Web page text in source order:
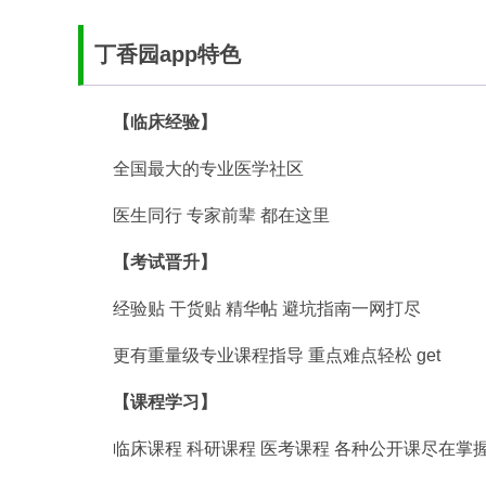
丁香园app特色
【临床经验】
全国最大的专业医学社区
医生同行 专家前辈 都在这里
【考试晋升】
经验贴 干货贴 精华帖 避坑指南一网打尽
更有重量级专业课程指导 重点难点轻松 get
【课程学习】
临床课程 科研课程 医考课程 各种公开课尽在掌